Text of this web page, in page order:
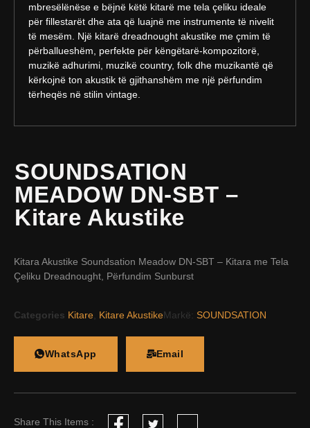
mbresëlënëse e bëjnë këtë kitarë me tela çeliku ideale
për fillestarët dhe ata që luajnë me instrumente të nivelit
të mesëm. Një kitarë dreadnought akustike me çmim të
përballueshëm, perfekte për këngëtarë-kompozitorë,
muzikë adhurimi, muzikë country, folk dhe muzikantë që
kërkojnë ton akustik të gjithanshëm me një përfundim
tërheqës në stilin vintage.
SOUNDSATION
MEADOW DN-SBT –
Kitare Akustike
Kitara Akustike Soundsation Meadow DN-SBT – Kitara me Tela
Çeliku Dreadnought, Përfundim Sunburst
Categories Kitare Kitare AkustikeMarkë: SOUNDSATION
WhatsApp Email
Share This Items :